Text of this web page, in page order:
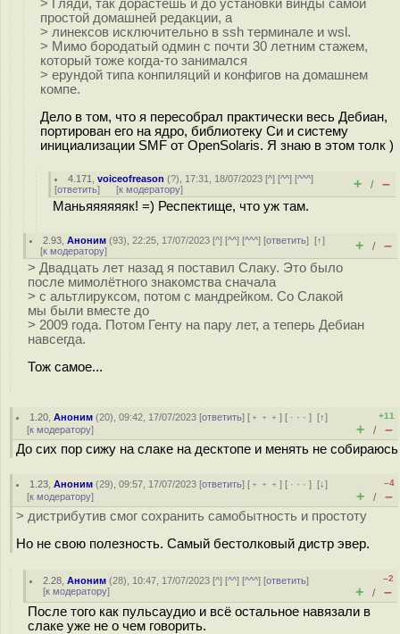
> Гляди, так дорастешь и до установки винды самой
простой домашней редакции, а
> линексов исключительно в ssh терминале и wsl.
> Мимо бородатый одмин с почти 30 летним стажем,
который тоже когда-то занимался
> ерундой типа конпиляций и конфигов на домашнем
компе.
Дело в том, что я пересобрал практически весь Дебиан,
портирован его на ядро, библиотеку Си и систему
инициализации SMF от OpenSolaris. Я знаю в этом толк )
4.171 ,voiceofreason (?), 17:31, 18/07/2023 [^] [^^] [^^^]
[ответить] [к модератору] + / –
Маньяяяяяяк! =) Респектище, что уж там.
2.93 ,Аноним (93), 22:25, 17/07/2023 [^] [^^] [^^^] [ответить][↑]
[к модератору] + / –
> Двадцать лет назад я поставил Слаку. Это было
после мимолётного знакомства сначала
> с альтлируксом, потом с мандрейком. Со Слакой
мы были вместе до
> 2009 года. Потом Генту на пару лет, а теперь Дебиан
навсегда.
Тож самое...
1.20 ,Аноним (20), 09:42, 17/07/2023 [ответить] [ ﹢﹢﹢] [ · · ·][↑]
[к модератору]
+11
+ / –
До сих пор сижу на слаке на десктопе и менять не собираюсь
1.23 ,Аноним (29), 09:57, 17/07/2023 [ответить] [ ﹢﹢﹢] [ · · ·][↓]
[к модератору]
–4
+ / –
> дистрибутив смог сохранить самобытность и простоту
Но не свою полезность. Самый бестолковый дистр эвер.
2.28 ,Аноним (28), 10:47, 17/07/2023 [^] [^^] [^^^] [ответить]
[к модератору]
–2
+ / –
После того как пульсаудио и всё остальное навязали в
слаке уже не о чем говорить.